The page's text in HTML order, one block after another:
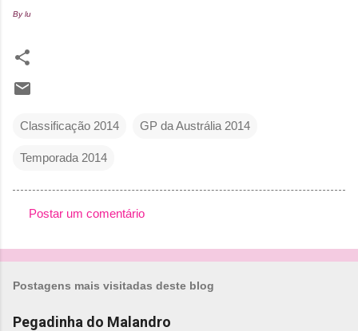
By lu
Classificação 2014 GP da Austrália 2014
Temporada 2014
o
n
Postar um comentário
Postagens mais visitadas deste blog
Pegadinha do Malandro